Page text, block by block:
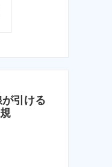
が引ける